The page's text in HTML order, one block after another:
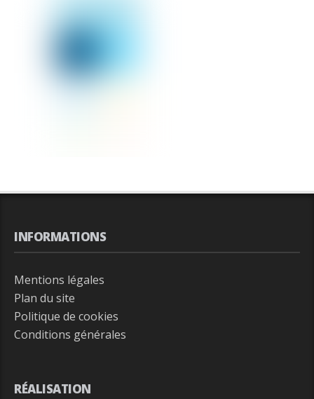
INFORMATIONS
Mentions légales
Plan du site
Politique de cookies
Conditions générales
RÉALISATION